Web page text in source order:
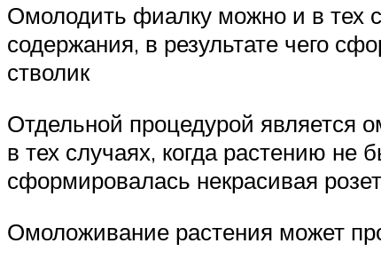
Омолодить фиалку можно и в тех
содержания, в результате чего
стволик
Отдельной процедурой является
в тех случаях, когда растению не
сформировалась некрасивая
Омоложивание растения может